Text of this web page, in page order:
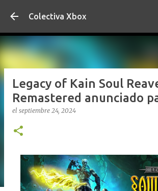
Ir al contenido principal
Colectiva Xbox
Legacy of Kain Soul
Remastered anunciado
el septiembre 24, 2024